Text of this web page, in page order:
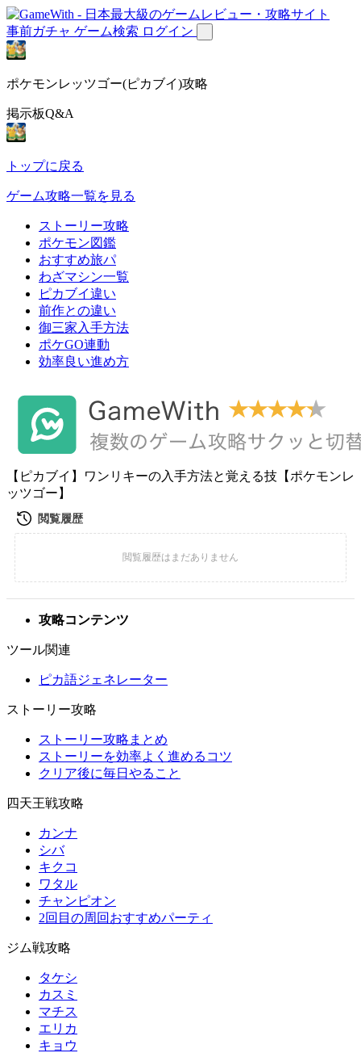
事前ガチャ ゲーム検索 ログイン
ポケモンレッツゴー(ピカブイ)攻略
掲示板Q&A
トップに戻る
ゲーム攻略一覧を見る
ストーリー攻略
ポケモン図鑑
おすすめ旅パ
わざマシン一覧
ピカブイ違い
前作との違い
御三家入手方法
ポケGO連動
効率良い進め方
【ピカブイ】ワンリキーの入手方法と覚える技【ポケモンレ
ッツゴー】
攻略コンテンツ
ツール関連
ピカ語ジェネレーター
ストーリー攻略
ストーリー攻略まとめ
ストーリーを効率よく進めるコツ
クリア後に毎日やること
四天王戦攻略
カンナ
シバ
キクコ
ワタル
チャンピオン
2回目の周回おすすめパーティ
ジム戦攻略
タケシ
カスミ
マチス
エリカ
キョウ